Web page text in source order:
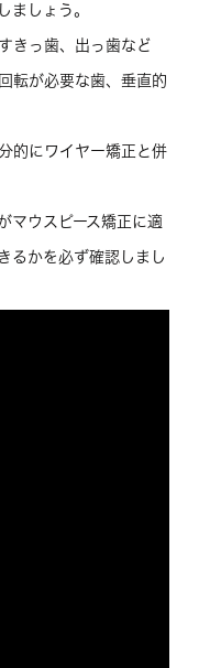
ましょう。
きっ歯、出っ歯など
転が必要な歯、垂直的
的にワイヤー矯正と併
マウスピース矯正に適
るかを必ず確認しまし